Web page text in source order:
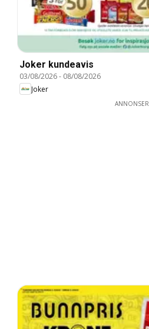
Joker kundeavis
03/08/2026- 08/08/2026
Joker
ANNONSER